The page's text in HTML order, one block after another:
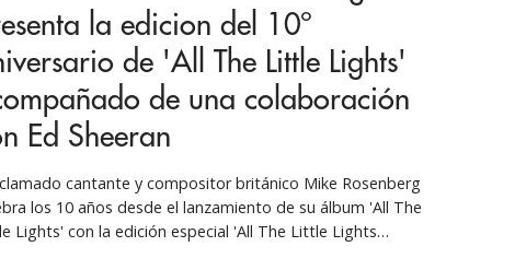
la edicion del 10º
de 'All The Little Lights'
de una colaboración
Ed Sheeran
cantante y compositor británico Mike Rosenberg
los 10 años desde el lanzamiento de su álbum 'All The
Lights' con la edición especial 'All The Little Lights